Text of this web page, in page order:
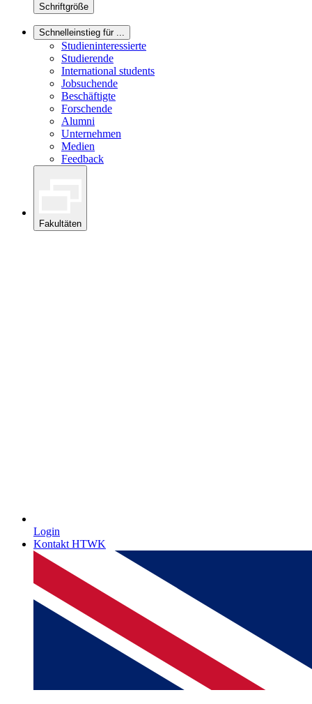
Schriftgröße
Schnelleinstieg für ...
Studieninteressierte
Studierende
International students
Jobsuchende
Beschäftigte
Forschende
Alumni
Unternehmen
Medien
Feedback
Fakultäten
Login
Kontakt HTWK